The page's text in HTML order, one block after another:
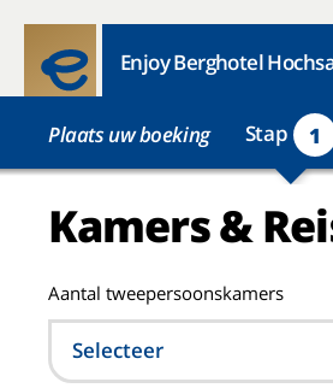
Enjoy Berghotel
Plaats uw boeking Stap 1
Kamers &
Aantal tweepersoonskamers
Selecteer